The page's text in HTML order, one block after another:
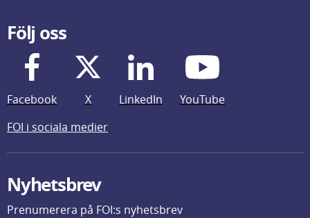
Följ oss
Facebook X LinkedIn
YouTube
FOI i sociala medier
Nyhetsbrev
Prenumerera på FOI:s nyhetsbrev